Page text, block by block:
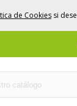
de Cookiessi